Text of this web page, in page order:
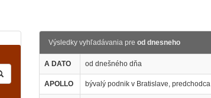
Výsledky vyhľadávania pre od dnesneho
A DATO od dnešného dňa
APOLLO bývalý podnik v Bratislave,